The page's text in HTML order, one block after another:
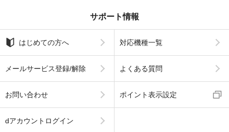
サポート情報
はじめての方へ 対応機種一覧
メールサービス登録/解除 よくある質問
お問い合わせ ポイント表示設定
dアカウントログイン